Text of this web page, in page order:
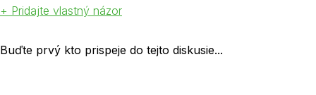
+ Pridajte vlastný názor
Buďte prvý kto prispeje do tejto diskusie...